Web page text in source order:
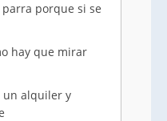
porque si se
hay que mirar
un alquiler y